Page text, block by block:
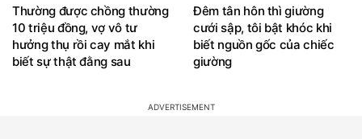
Thường được chồng thường
10 triệu đồng, vợ vô tư
hưởng thụ rồi cay mắt khi
biết sự thật đằng sau
Đêm tân hôn thì giường
cưới sập, tôi bật khóc khi
biết nguồn gốc của chiếc
giường